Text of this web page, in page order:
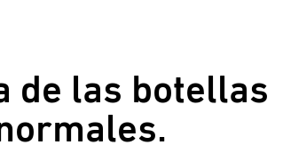
de las botellas